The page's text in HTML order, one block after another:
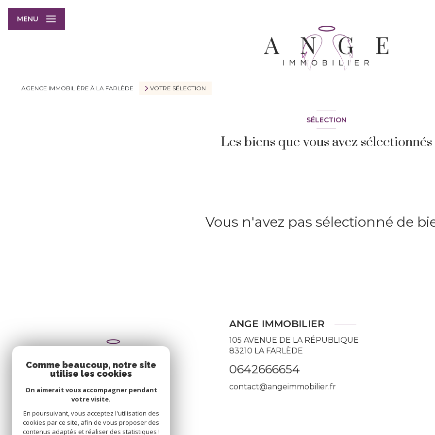
MENU
AGENCE IMMOBILIÈRE À LA FARLÈDE VOTRE SÉLECTION
SÉLECTION
Les biens que vous avez sélectionnés
Vous n'avez pas sélectionné de
ANGE IMMOBILIER
105 AVENUE DE LA RÉPUBLIQUE
83210 LA FARLÈDE
0642666654
contact@angeimmobilier.fr
Comme beaucoup, notre site
utilise les cookies
On aimerait vous accompagner pendant
votre visite.
En poursuivant, vous acceptez l'utilisation des
cookies par ce site, afin de vous proposer des
contenus adaptés et réaliser des statistiques !